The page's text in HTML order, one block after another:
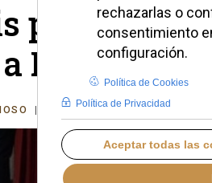
para
España
JUEVES, 14 MAYO 2026 00:00